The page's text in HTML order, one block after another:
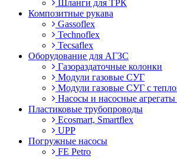
Шланги для ТРК
Композитные рукава
Gassoflex
Technoflex
Tecsaflex
Оборудование для АГЗС
Газораздаточные колонки
Модули газовые СУГ
Модули газовые СУГ с
Насосы и насосные
Пластиковые трубопроводы
Ecosmart, Smartflex
UPP
Погружные насосы
FE Petro